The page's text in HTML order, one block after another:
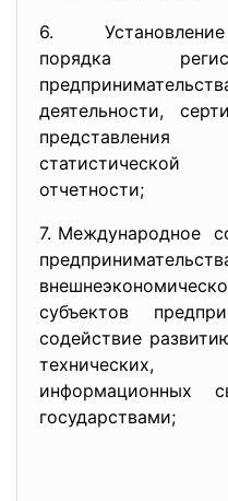
6.
порядка
деятельности,
отчетности;
7. Международное
субъектов
содействие
технических,
информационных
государствами;